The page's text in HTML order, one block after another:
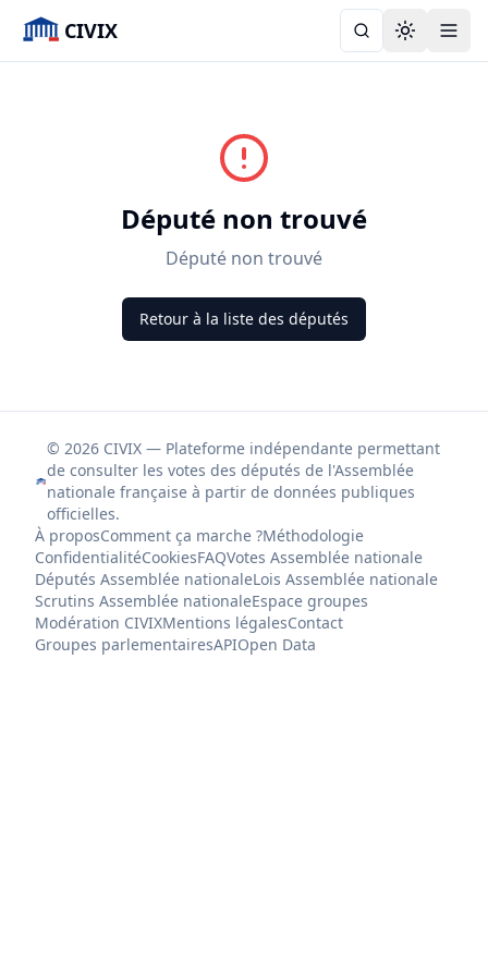
CIVIX Toggle
Député non trouvé
Député non trouvé
Retour à la liste des députés
© 2026 CIVIX — Plateforme indépendante permettant
de consulter les votes des députés de l'Assemblée
nationale française à partir de données publiques
officielles.
À proposComment ça marche ?Méthodologie
ConfidentialitéCookiesFAQVotes Assemblée nationale
Députés Assemblée nationaleLois Assemblée nationale
Scrutins Assemblée nationaleEspace groupes
Modération CIVIXMentions légalesContact
Groupes parlementairesAPIOpen Data